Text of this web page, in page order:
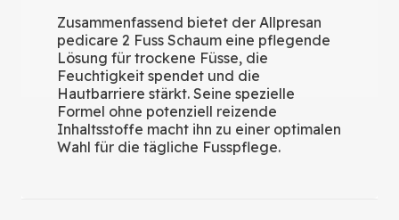
Zusammenfassend bietet der Allpresan
pedicare 2 Fuss Schaum eine pflegende
Lösung für trockene Füsse, die
Feuchtigkeit spendet und die
Hautbarriere stärkt. Seine spezielle
Formel ohne potenziell reizende
Inhaltsstoffe macht ihn zu einer optimalen
Wahl für die tägliche Fusspflege.